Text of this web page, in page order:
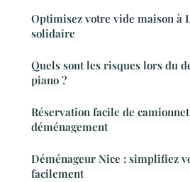
Optimisez votre vide maison à
solidaire
Quels sont les risques lors du
piano ?
Réservation facile de
déménagement
Déménageur Nice : simplifiez
facilement